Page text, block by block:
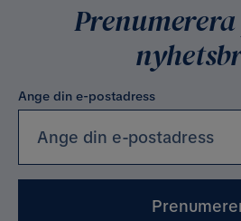
Ange din e-postadress